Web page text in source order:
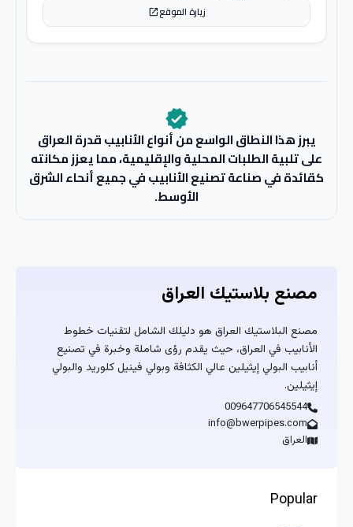
زيارة الموقعopen_in_new
verified
يبرز هذا النطاق الواسع من أنواع الأنابيب قدرة العراق
على تلبية الطلبات المحلية والإقليمية، مما يعزز مكانته
كقائدة في صناعة تصنيع الأنابيب في جميع أنحاء الشرق
الأوسط.
مصنع بلاستيك العراق
مصنع البلاستيك العراق هو دليلك الشامل لتقنيات خطوط
الأنابيب في العراق، حيث يقدم رؤى شاملة وخبرة في تصنيع
أنابيب البولي إيثيلين عالي الكثافة وبولي فينيل كلوريد والبولي
إيثيلين.
009647706545544
info@bwerpipes.com
العراق
Popular